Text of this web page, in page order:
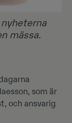
mässa.
som är
och ansvarig